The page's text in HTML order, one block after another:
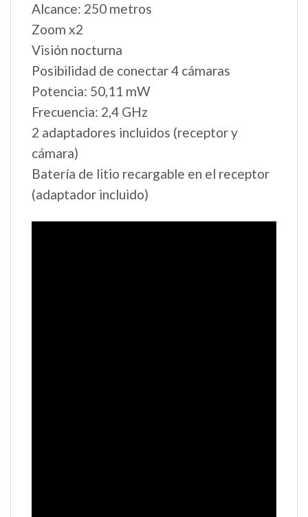
Alcance: 250 metros
Zoom x2
Visión nocturna
Posibilidad de conectar 4 cámaras
Potencia: 50,11 mW
Frecuencia: 2,4 GHz
2 adaptadores incluidos (receptor y
cámara)
Batería de litio recargable en el receptor
(adaptador incluido)